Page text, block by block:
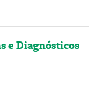
e Diagnósticos